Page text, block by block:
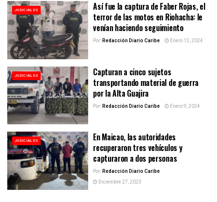
JUDICIALES
Así fue la captura de Faber Rojas, el
terror de las motos en Riohacha: le
venían haciendo seguimiento
Por:Redacción Diario Caribe Enero 12, 2024
JUDICIALES
Capturan a cinco sujetos
transportando material de guerra
por la Alta Guajira
Por:Redacción Diario Caribe Enero 9, 2024
JUDICIALES
En Maicao, las autoridades
recuperaron tres vehículos y
capturaron a dos personas
Por:Redacción Diario Caribe
Diciembre 27, 2023